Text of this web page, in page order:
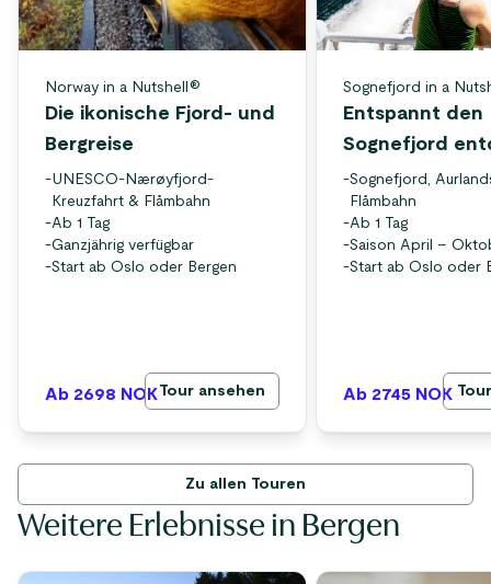
Norway in a Nutshell®
Die ikonische Fjord- und
Bergreise
-UNESCO-Nærøyfjord-
Kreuzfahrt & Flåmbahn
-Ab 1 Tag
-Ganzjährig verfügbar
-Start ab Oslo oder Bergen
Ab 2698 NOKTour ansehen
Sognefjord in a
Entspannt den
Sognefjord
-Sognefjord,
Flåmbahn
-Ab 1 Tag
-Saison April –
-Start ab Oslo oder
Ab 2745 NOK
Zu allen Touren
Weitere Erlebnisse in Bergen